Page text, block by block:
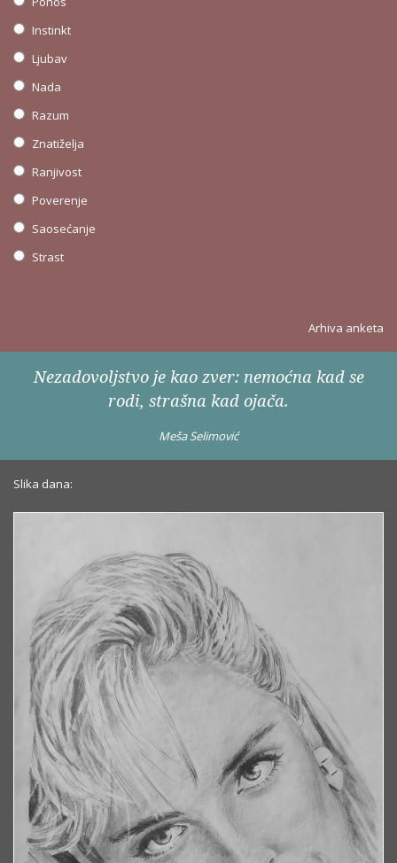
Instinkt
Ljubav
Nada
Razum
Znatiželja
Ranjivost
Poverenje
Saosećanje
Strast
Arhiva anketa
Nezadovoljstvo je kao zver: nemoćna kad se
rodi, strašna kad ojača.
Meša Selimović
Slika dana: